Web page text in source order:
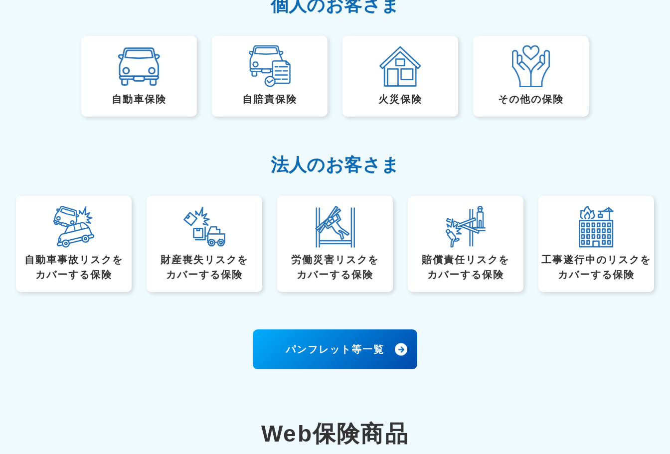
個人のお客さま
自動車保険 自賠責保険 火災保険 その他の保険
法人のお客さま
自動車事故リスク を
カバーする保険
財産喪失リスク を
カバーする保険
労働災害リスクを
カバーする保険
賠償責任リスクを
カバーする保険
工事遂行中のリスク を
カバーする保険
パンフレット等一覧
Web保険商品